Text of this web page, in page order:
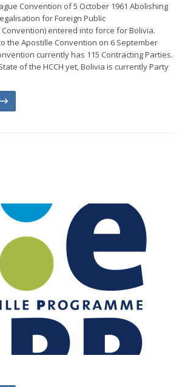
Convention of 5 October 1961 Abolishing
for Foreign Public
entered into force for Bolivia.
the Apostille Convention on 6 September
currently has 115 Contracting Parties.
of the HCCH yet, Bolivia is currently Party